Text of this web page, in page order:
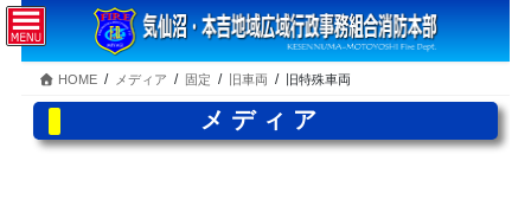
コ
ン
テ
ツ
へ
ナ
ビ
ゲ
シ
ョ
HOME メディア 固定 旧車両 旧特殊車両
メディア